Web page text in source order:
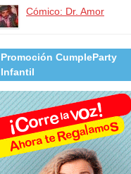
Cómico: Dr. Amor
Promoción CumpleParty
Infantil